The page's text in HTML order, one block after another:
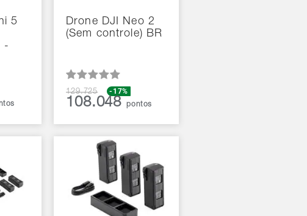
5
-
Drone DJI Neo 2
(Sem controle) BR
129.725 -17%
108.048 pontos